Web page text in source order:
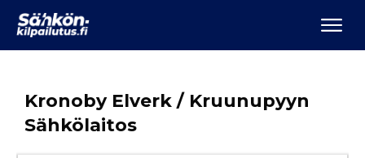
Kronoby Elverk / Kruunupyyn
Sähkölaitos